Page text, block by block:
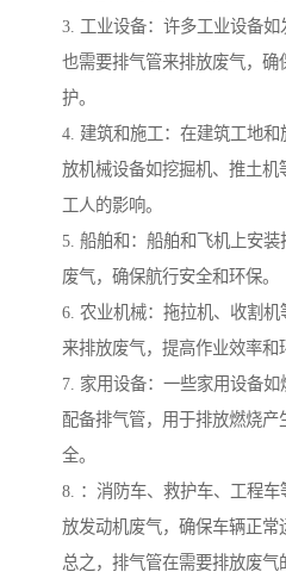
3. 工业设备：许多工业设备
也需要排气管来排放废气，
护。
4. 建筑和施工：在建筑工地
放机械设备如挖掘机、推土机
工人的影响。
5. 船舶和：船舶和飞机上安
废气，确保航行安全和环保。
6. 农业机械：拖拉机、收割
来排放废气，提高作业效率和
7. 家用设备：一些家用设备
配备排气管，用于排放燃烧
全。
8. ：消防车、救护车、工程
放发动机废气，确保车辆正常
总之，排气管在需要排放废